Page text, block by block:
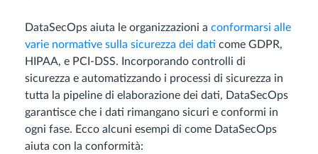
DataSecOps aiuta le organizzazioni a conformarsi alle
varie normative sulla sicurezza dei dati come GDPR,
HIPAA, e PCI-DSS. Incorporando controlli di
sicurezza e automatizzando i processi di sicurezza in
tutta la pipeline di elaborazione dei dati, DataSecOps
garantisce che i dati rimangano sicuri e conformi in
ogni fase. Ecco alcuni esempi di come DataSecOps
aiuta con la conformità: